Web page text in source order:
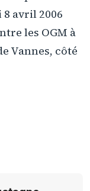
avril 2006
les OGM à
Vannes, côté